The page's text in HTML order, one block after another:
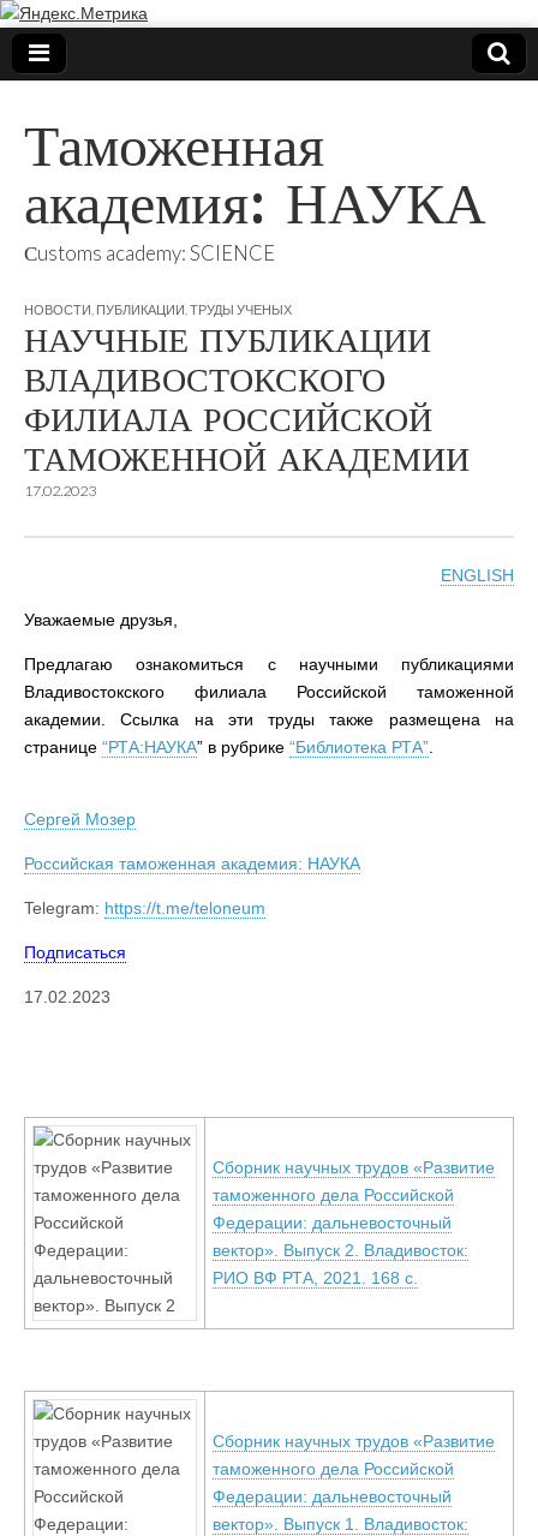
Таможенная
академия: НАУКА
Сustoms academy: SCIENCE
НОВОСТИ ПУБЛИКАЦИИ ТРУДЫ УЧЕНЫХ
НАУЧНЫЕ ПУБЛИКАЦИИ
ВЛАДИВОСТОКСКОГО
ФИЛИАЛА РОССИЙСКОЙ
ТАМОЖЕННОЙ АКАДЕМИИ
17.02.2023
ENGLISH
Уважаемые друзья,
Предлагаю ознакомиться с научными публикациями
Владивостокского филиала Российской таможенной
академии. Ссылка на эти труды также размещена на
странице “РТА:НАУКА” в рубрике “Библиотека РТА”
Сергей Мозер
Российская таможенная академия: НАУКА
Telegram: https://t.me/teloneum
Подписаться
17.02.2023
Сборник научных трудов «Развитие
таможенного дела Российской
Федерации: дальневосточный
вектор». Выпуск 2. Владивосток:
РИО ВФ РТА, 2021. 168 с.
Сборник научных трудов «Развитие
таможенного дела Российской
Федерации: дальневосточный
вектор». Выпуск 1. Владивосток: